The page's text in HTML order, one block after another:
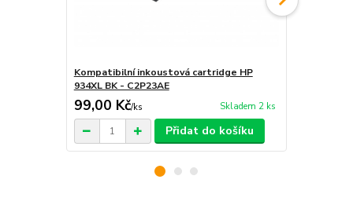
Kompatibilní inkoustová cartridge HP
934XL BK - C2P23AE
99,00 Kč/ks Skladem 2 ks
Přidat do košíku